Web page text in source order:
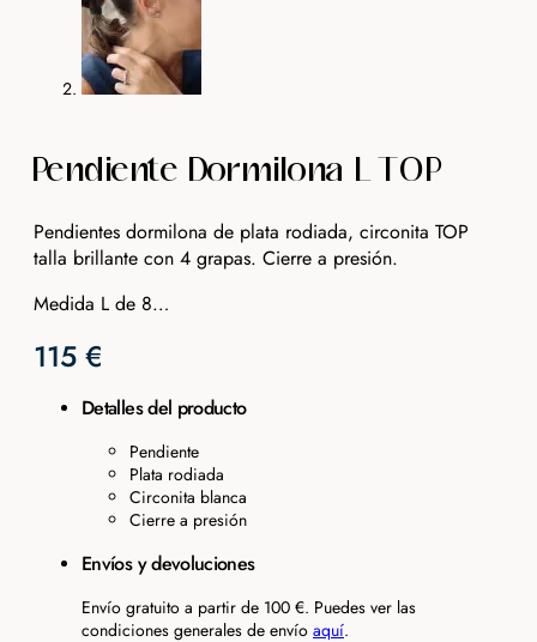
Pendiente Dormilona L TOP
Pendientes dormilona de plata rodiada, circonita TOP
talla brillante con 4 grapas. Cierre a presión.
Medida L de 8…
115 €
Detalles del producto
Pendiente
Plata rodiada
Circonita blanca
Cierre a presión
Envíos y devoluciones
Envío gratuito a partir de 100 €. Puedes ver las
condiciones generales de envío aquí.